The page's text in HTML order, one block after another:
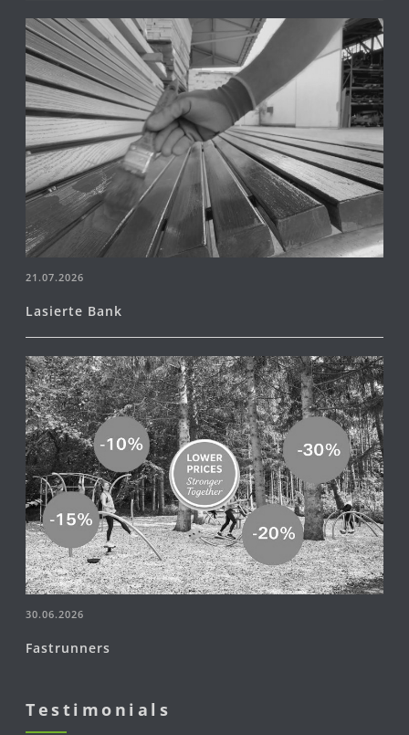
21.07.2026
Lasierte Bank
30.06.2026
Fastrunners
Testimonials